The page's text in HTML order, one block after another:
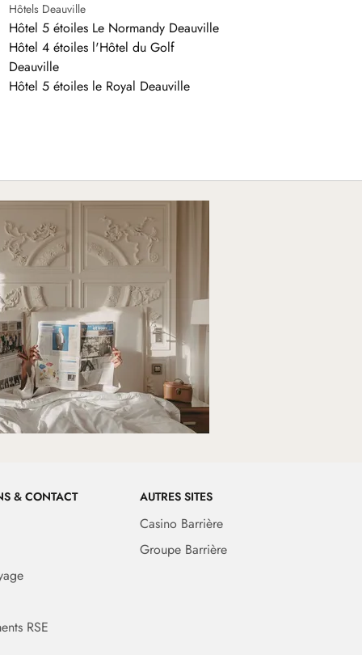
Hôtels Deauville
Hôtel 5 étoiles Le Normandy Deauville
Hôtel 4 étoiles l'Hôtel du Golf
Deauville
Hôtel 5 étoiles le Royal Deauville
& CONTACT
RSE
AUTRES SITES
Casino Barrière
Groupe Barrière